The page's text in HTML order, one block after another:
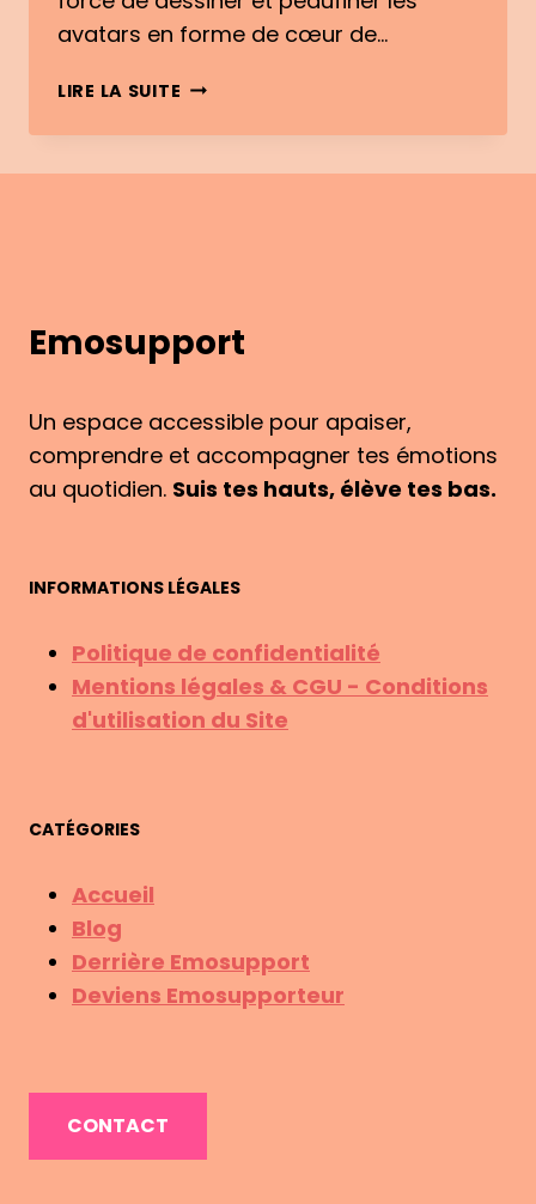
avatars en forme de cœur de…
LIRE LA SUITE CHATGPT,
&
MOI
?
Emosupport
Un espace accessible pour apaiser,
comprendre et accompagner tes émotions
au quotidien. Suis tes hauts, élève tes bas.
INFORMATIONS LÉGALES
Politique de confidentialité
Mentions légales & CGU - Conditions
d'utilisation du Site
CATÉGORIES
Accueil
Blog
Derrière Emosupport
Deviens Emosupporteur
CONTACT